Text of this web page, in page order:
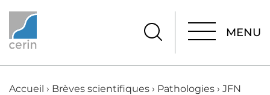
MENU
Accueil › Brèves scientifiques › Pathologies › JFN